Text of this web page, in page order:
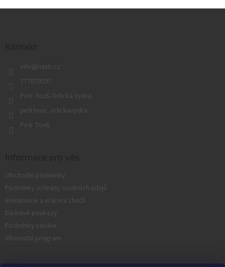
v
info@nash.cz
777079297
Petr Touš-Orlická Vydra
petrtous_orlickavydra
Petr Touš
Obchodní podmínky
Podmínky ochrany osobních údajů
Reklamace a vrácení zboží
Dárkové poukazy
Podmínky cookie
Věrnostní program